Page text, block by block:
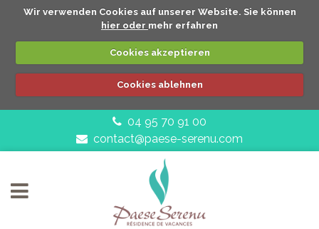
Wir verwenden Cookies auf unserer Website. Sie können
hier oder mehr erfahren
Cookies akzeptieren
Cookies ablehnen
UMGEBUNG
DIENSTLEISTUNGEN
04 95 70 91 00
contact@paese-serenu.com